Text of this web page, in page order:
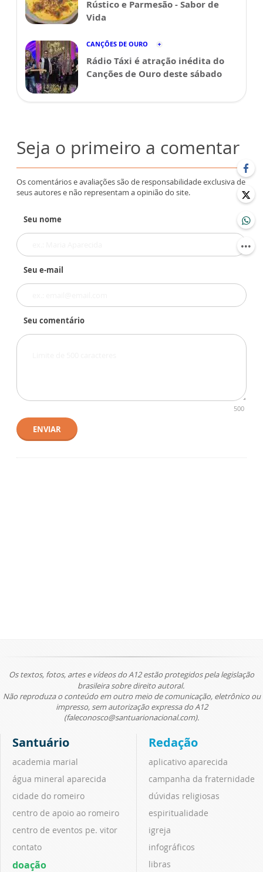
Rústico e Parmesão - Sabor de
Vida
CANÇÕES DE OURO
Rádio Táxi é atração inédita do
Canções de Ouro deste sábado
Seja o primeiro a comentar
Os comentários e avaliações são de responsabilidade exclusiva de
seus autores e não representam a opinião do site.
Seu nome
Seu e-mail
Seu comentário
500
ENVIAR
Os textos, fotos, artes e vídeos do A12 estão protegidos pela legislação
brasileira sobre direito autoral.
Não reproduza o conteúdo em outro meio de comunicação, eletrônico ou
impresso, sem autorização expressa do A12
(faleconosco@santuarionacional.com).
Santuário
academia marial
água mineral aparecida
cidade do romeiro
centro de apoio ao romeiro
centro de eventos pe. vitor
contato
doação
Redação
aplicativo aparecida
campanha da fraternidade
dúvidas religiosas
espiritualidade
igreja
infográficos
libras